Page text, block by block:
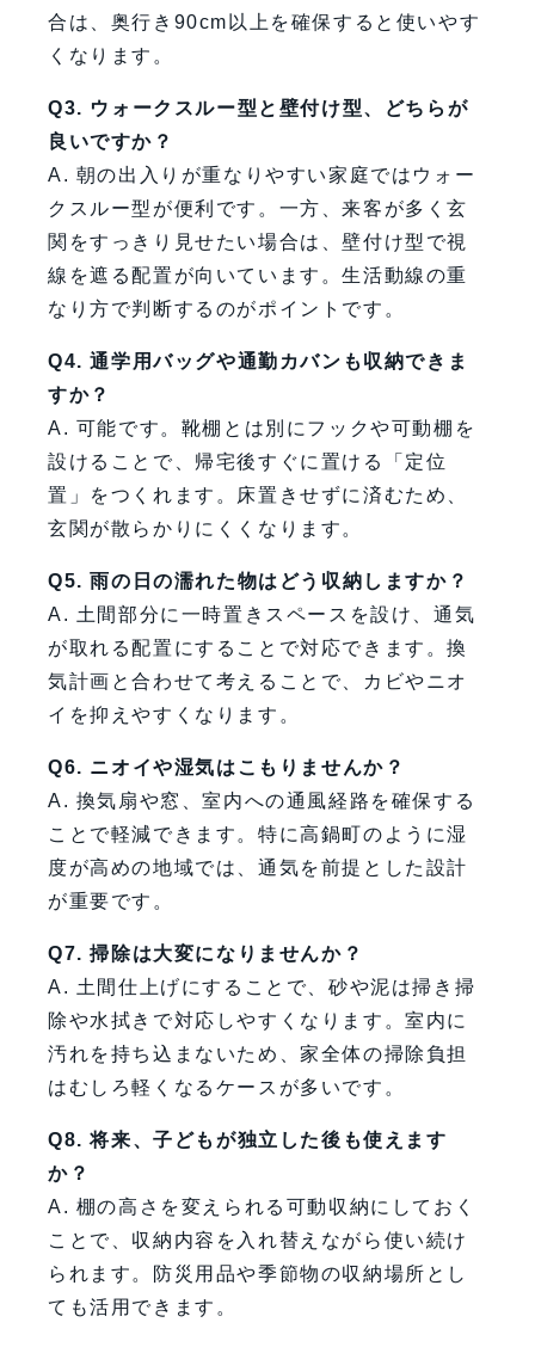
合は、奥行き90cm以上を確保すると使いやす
くなります。
Q3. ウォークスルー型と壁付け型、どちらが
良いですか？
A. 朝の出入りが重なりやすい家庭ではウォー
クスルー型が便利です。一方、来客が多く玄
関をすっきり見せたい場合は、壁付け型で視
線を遮る配置が向いています。生活動線の重
なり方で判断するのがポイントです。
Q4. 通学用バッグや通勤カバンも収納できま
すか？
A. 可能です。靴棚とは別にフックや可動棚を
設けることで、帰宅後すぐに置ける「定位
置」をつくれます。床置きせずに済むため、
玄関が散らかりにくくなります。
Q5. 雨の日の濡れた物はどう収納しますか？
A. 土間部分に一時置きスペースを設け、通気
が取れる配置にすることで対応できます。換
気計画と合わせて考えることで、カビやニオ
イを抑えやすくなります。
Q6. ニオイや湿気はこもりませんか？
A. 換気扇や窓、室内への通風経路を確保する
ことで軽減できます。特に高鍋町のように湿
度が高めの地域では、通気を前提とした設計
が重要です。
Q7. 掃除は大変になりませんか？
A. 土間仕上げにすることで、砂や泥は掃き掃
除や水拭きで対応しやすくなります。室内に
汚れを持ち込まないため、家全体の掃除負担
はむしろ軽くなるケースが多いです。
Q8. 将来、子どもが独立した後も使えます
か？
A. 棚の高さを変えられる可動収納にしておく
ことで、収納内容を入れ替えながら使い続け
られます。防災用品や季節物の収納場所とし
ても活用できます。